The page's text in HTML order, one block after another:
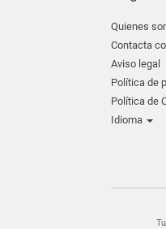
Quienes
Contacta
Aviso legal
Política de
Política de
Idioma